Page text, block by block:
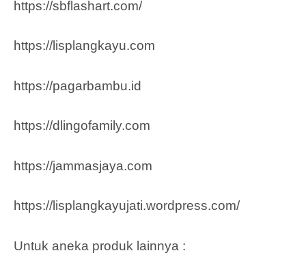
https://sbflashart.com/
https://lisplangkayu.com
https://pagarbambu.id
https://dlingofamily.com
https://jammasjaya.com
https://lisplangkayujati.wordpress.com/
Untuk aneka produk lainnya :